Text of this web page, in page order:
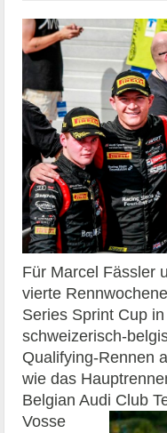
Für Marcel Fässler
vierte
Series Sprint Cup
schweizerisch-
Qualifying-Rennen
wie das
Belgian Audi Club
Vosse